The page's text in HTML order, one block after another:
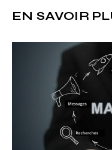
EN SAVOIR